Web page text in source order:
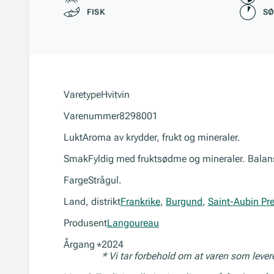
FISK
VaretypeHvitvin
Varenummer8298001
LuktAroma av krydder, frukt og mineraler.
SmakFyldig med fruktsødme og mineraler.
FargeStrågul.
Land, distriktFrankrike, Burgund, Saint-Aubin
ProdusentLangoureau
Årgang *2024
* Vi tar forbehold om at varen som